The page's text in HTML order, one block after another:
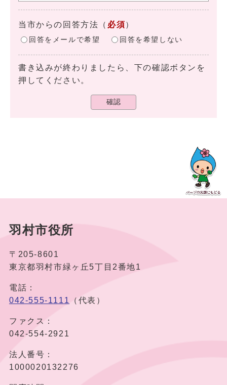
当市からの回答方法 （ 必須）
回答をメールで希望 回答を希望しない
書き込みが終わりましたら、下の確認ボタンを
押してください。
確認
羽村市役所
〒205-8601
東京都羽村市緑ヶ丘5丁目2番地1
電話：
042-555-1111
（代表）
ファクス：
042-554-2921
法人番号：
1000020132276